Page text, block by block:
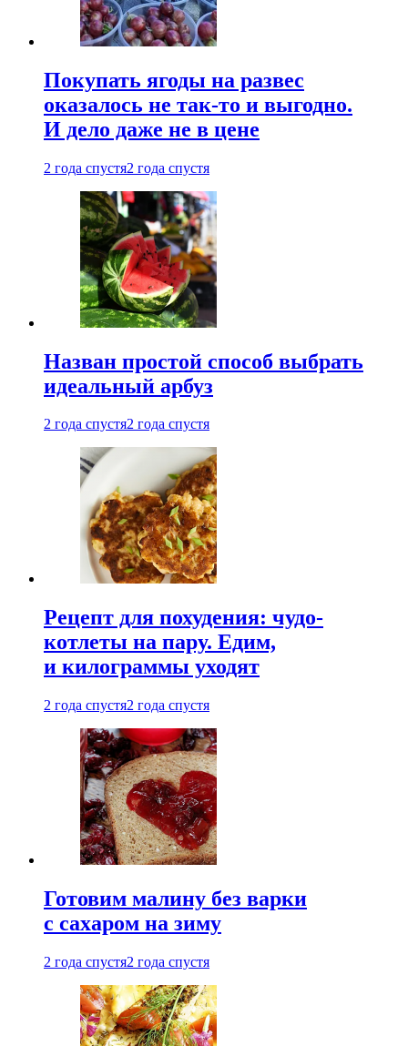
Покупать ягоды на развес
оказалось не так-то и выгодно.
И дело даже не в цене
2 года спустя2 года спустя
Назван простой способ выбрать
идеальный арбуз
2 года спустя2 года спустя
Рецепт для похудения: чудо-
котлеты на пару. Едим,
и килограммы уходят
2 года спустя2 года спустя
Готовим малину без варки
с сахаром на зиму
2 года спустя2 года спустя